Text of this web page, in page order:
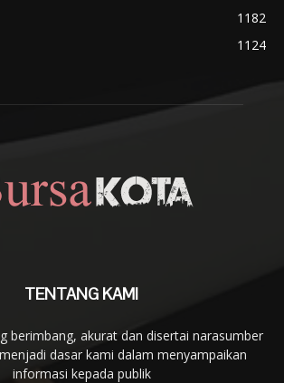
1182
1124
TENTANG KAMI
berimbang, akurat dan disertai narasumber
dasar kami dalam menyampaikan
informasi kepada publik